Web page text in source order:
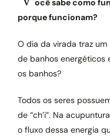
porque funcionam?
O dia da virada traz
de banhos energéticos
os banhos?
Todos os seres
de “ch’i”. Na
o fluxo dessa energia